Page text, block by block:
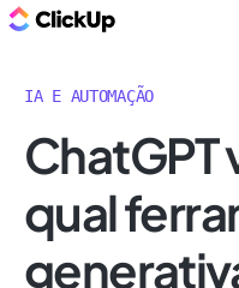
IA E AUTOMAÇÃO
ChatGPT
qual